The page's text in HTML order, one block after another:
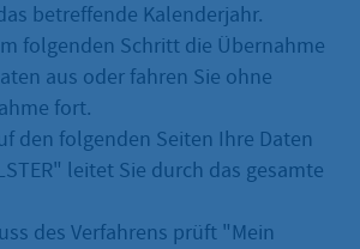
betreffende Kalenderjahr.
folgenden Schritt die Übernahme
aus oder fahren Sie ohne
fort.
den folgenden Seiten Ihre Daten
leitet Sie durch das gesamte
des Verfahrens prüft "Mein